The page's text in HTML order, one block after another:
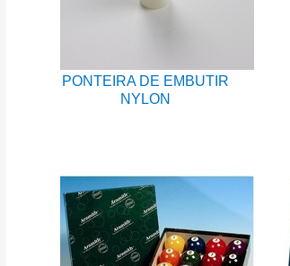
PONTEIRA DE EMBUTIR
NYLON